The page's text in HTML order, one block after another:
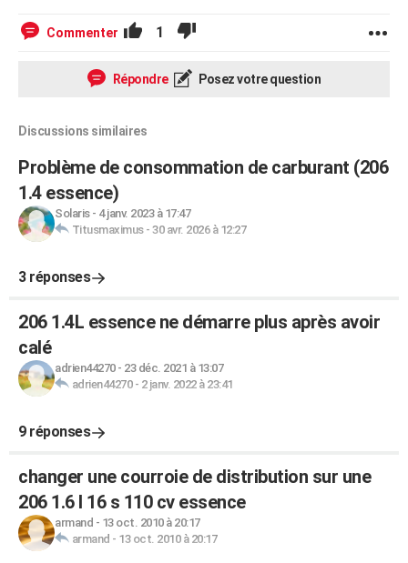
Commenter 1
Répondre Posez votre question
Discussions similaires
Problème de consommation de carburant (206
1.4 essence)
Solaris- 4 janv. 2023 à 17:47
Titusmaximus- 30 avr. 2026 à 12:27
3 réponses
206 1.4L essence ne démarre plus après avoir
calé
adrien44270- 23 déc. 2021 à 13:07
adrien44270- 2 janv. 2022 à 23:41
9 réponses
changer une courroie de distribution sur une
206 1.6 l 16 s 110 cv essence
armand - 13 oct. 2010 à 20:17
armand - 13 oct. 2010 à 20:17